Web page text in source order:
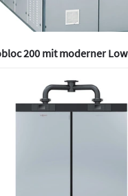
200 mit moderner